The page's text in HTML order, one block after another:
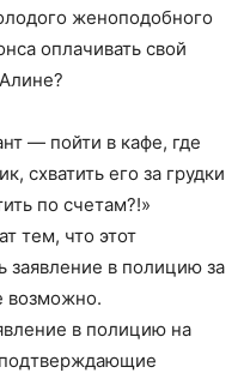
женоподобного
оплачивать свой
— пойти в кафе, где
схватить его за грудки
по счетам?!»
тем, что этот
заявление в полицию за
возможно.
в полицию на
подтверждающие